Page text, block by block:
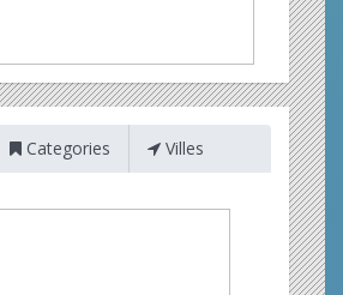
Categories Villes